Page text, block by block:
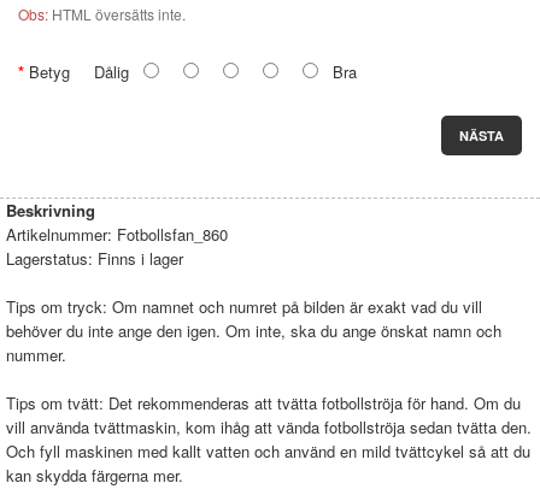
Obs: HTML översätts inte.
Betyg Dålig Bra
NÄSTA
Beskrivning
Artikelnummer: Fotbollsfan_860
Lagerstatus: Finns i lager
Tips om tryck: Om namnet och numret på bilden är exakt vad du vill
behöver du inte ange den igen. Om inte, ska du ange önskat namn och
nummer.
Tips om tvätt: Det rekommenderas att tvätta fotbollströja för hand. Om du
vill använda tvättmaskin, kom ihåg att vända fotbollströja sedan tvätta den.
Och fyll maskinen med kallt vatten och använd en mild tvättcykel så att du
kan skydda färgerna mer.